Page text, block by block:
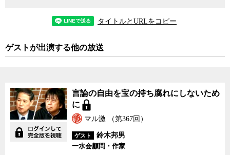
タイトルとURLをコピー
ゲストが出演する他の放送
言論の自由を宝の持ち腐
れにしないために
言論の自由を宝の持ち腐れにしないため
に
マル激 （第367回）
ゲスト
鈴木邦男
一水会顧問・作家